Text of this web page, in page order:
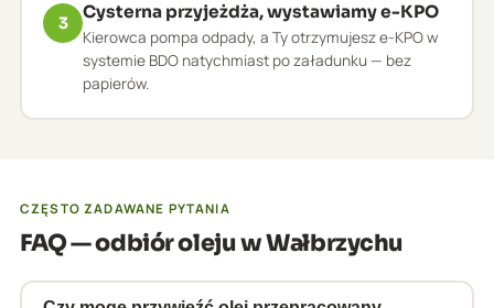
3
Cysterna przyjeżdża, wystawiamy e-KPO
Kierowca pompa odpady, a Ty otrzymujesz e-KPO w
systemie BDO natychmiast po załadunku — bez
papierów.
CZĘSTO ZADAWANE PYTANIA
FAQ — odbiór oleju w Wałbrzychu